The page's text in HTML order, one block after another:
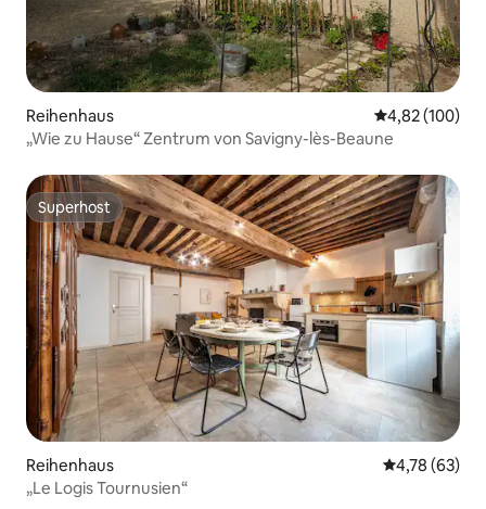
Reihenhaus
4,82 (100)
„Wie zu Hause“ Zentrum von Savigny-lès-Beaune
Superhost
Superhost
Reihenhaus
4,78 (63)
„Le Logis Tournusien“